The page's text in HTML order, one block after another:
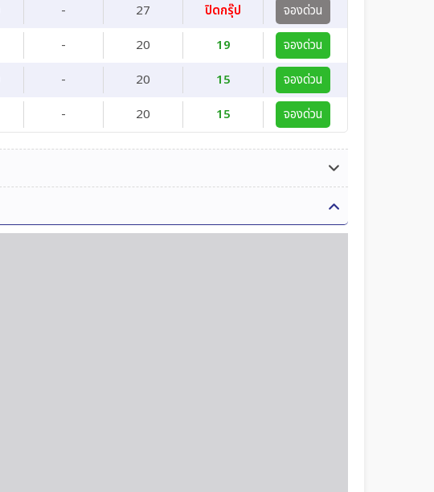
- 27 ปิดกรุ๊ป
จองด่วน
- 20 19
จองด่วน
- 20 15
จองด่วน
- 20 15 จองด่วน